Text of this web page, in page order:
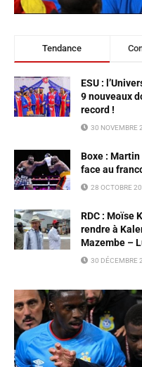
Tendance
ESU :
9 nouveaux
record !
30 NOVEMBRE
Boxe :
face au
28 OCTOBRE
RDC : Moïse
rendre à
Mazembe –
30 DÉCEMBRE